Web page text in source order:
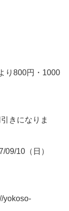
り800円・1000
きになりま
09/10（日）
yokoso-